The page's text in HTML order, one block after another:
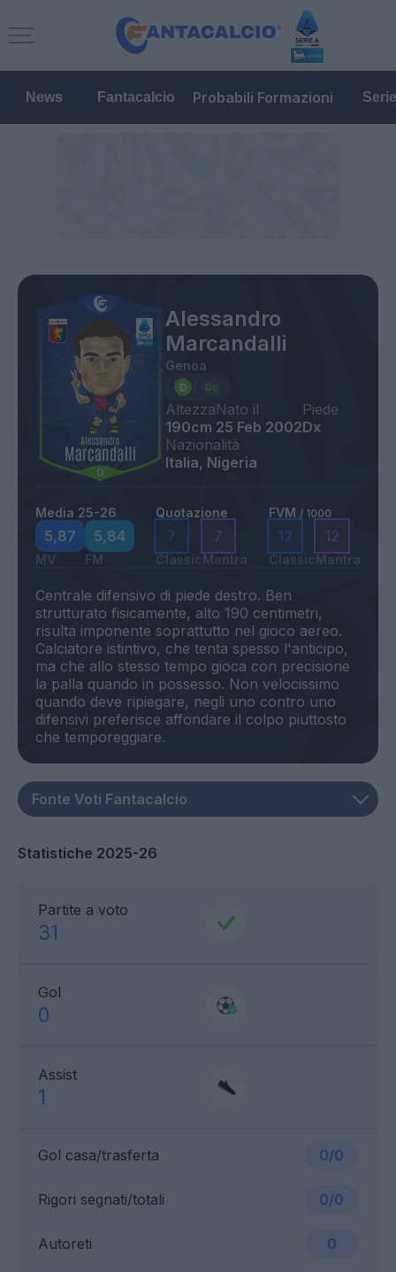
News Fantacalcio Probabili Formazioni
Alessandro
Marcandalli
Genoa
Altezza
190cm
Nato il
25 Feb 2002
Piede
Dx
Nazionalità
Italia, Nigeria
Media 25-26
5,87
MV
5,84
FM
Quotazione
7
Classic
7
Mantra
FVM / 1000
12
Classic
12
Mantra
Centrale difensivo di piede destro. Ben
strutturato fisicamente, alto 190 centimetri,
risulta imponente soprattutto nel gioco aereo.
Calciatore istintivo, che tenta spesso l'anticipo,
ma che allo stesso tempo gioca con precisione
la palla quando in possesso. Non velocissimo
quando deve ripiegare, negli uno contro uno
difensivi preferisce affondare il colpo piuttosto
Statistiche 2025-26
Partite a voto
31
Gol
0
Assist
1
Gol casa/trasferta 0/0
Rigori segnati/totali 0/0
Autoreti 0